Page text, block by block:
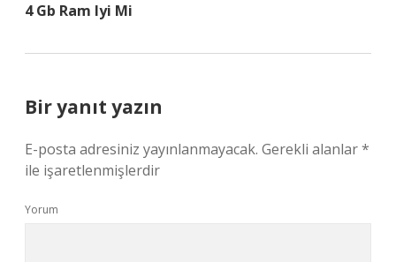
4 Gb Ram Iyi Mi
Bir yanıt yazın
E-posta adresiniz yayınlanmayacak. Gerekli alanlar*
ile işaretlenmişlerdir
Yorum